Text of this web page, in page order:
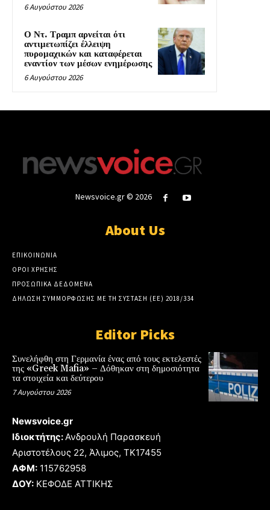
6 Αυγούστου 2026
Ο Ντ. Τραμπ αρνείται ότι
αντιμετωπίζει έλλειψη
πυρομαχικών και καταφέρεται
εναντίον των μέσων ενημέρωσης
6 Αυγούστου 2026
Newsvoice.gr © 2026
About Us
ΕΠΙΚΟΙΝΩΝΙΑ
ΟΡΟΙ ΧΡΗΣΗΣ
ΠΡΟΣΩΠΙΚΑ ΔΕΔΟΜΕΝΑ
ΔΗΛΩΣΗ ΣΥΜΜΟΡΦΩΣΗΣ ΜΕ ΤΗ ΣΥΣΤΑΣΗ (ΕΕ) 2018/334
Editor Picks
Συνελήφθη στη Γερμανία ένας από τους εκτελεστές
της «Greek Mafia» – Δόθηκαν στη δημοσιότητα
τα στοιχεία και δεύτερου
7 Αυγούστου 2026
Newsvoice.gr
Ιδιοκτήτης:Ανδρουλή Παρασκευή
Αριστοτέλους 22, Άλιμος, TK17455
ΑΦΜ: 115762958
ΔΟΥ: ΚΕΦΟΔΕ ΑΤΤΙΚΗΣ